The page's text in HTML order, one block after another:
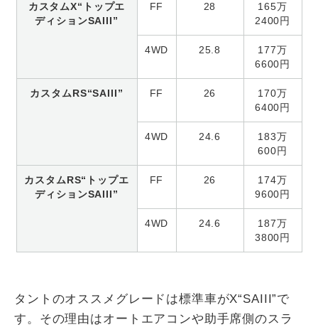
カスタムX“トップエ
ディションSAIII”
FF 28
165万
2400円
4WD 25.8
177万
6600円
カスタムRS“SAIII” FF 26
170万
6400円
4WD 24.6
183万
600円
カスタムRS“トップエ
ディションSAIII”
FF 26
174万
9600円
4WD 24.6
187万
3800円
タントのオススメグレードは標準車がX“SAIII”で
す。その理由はオートエアコンや助手席側のスラ